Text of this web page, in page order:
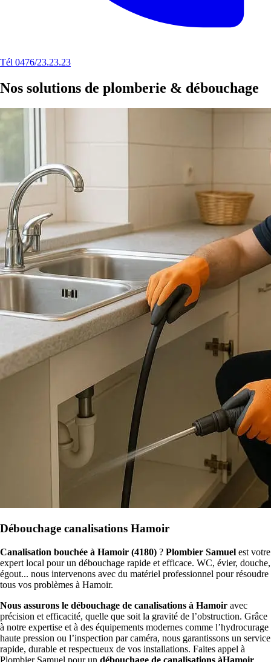
Tél 0476/23.23.23
Nos solutions de plomberie & débouchage
Débouchage canalisations Hamoir
Canalisation bouchée à Hamoir (4180) ? Plombier Samuel est votre
expert local pour un débouchage rapide et efficace. WC, évier, douche,
égout... nous intervenons avec du matériel professionnel pour résoudre
tous vos problèmes à Hamoir.
Nous assurons le débouchage de canalisations à Hamoir avec
précision et efficacité, quelle que soit la gravité de l’obstruction. Grâce
à notre expertise et à des équipements modernes comme l’hydrocurage
haute pression ou l’inspection par caméra, nous garantissons un service
rapide, durable et respectueux de vos installations. Faites appel à
Plombier Samuel pour un débouchage de canalisations àHamoir